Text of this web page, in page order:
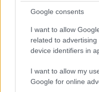
Google consents
I want to allow
related to
device identifiers in
I want to allow my
Google for online
Share:
ενημερωθείτε πρώτοι
τελευταία νέατης